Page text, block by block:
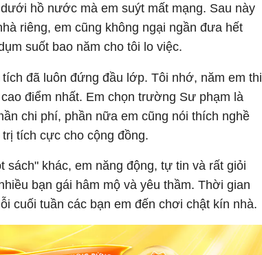
hồ nước mà em suýt mất mạng. Sau này
riêng, em cũng không ngại ngần đưa hết
suốt bao năm cho tôi lo việc.
đã luôn đứng đầu lớp. Tôi nhớ, năm em thi
điểm nhất. Em chọn trường Sư phạm là
chi phí, phần nữa em cũng nói thích nghề
tích cực cho cộng đồng.
sách" khác, em năng động, tự tin và rất giỏi
bạn gái hâm mộ và yêu thầm. Thời gian
cuối tuần các bạn em đến chơi chật kín nhà.